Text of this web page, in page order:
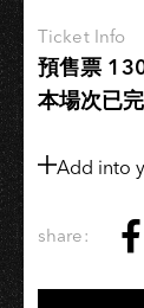
Ticket Info
預售票
本場次已
Add into
share:
on